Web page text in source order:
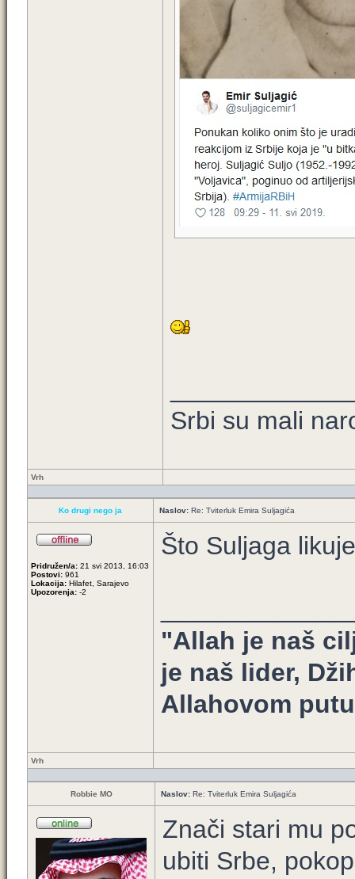
Srbi su mali
Vrh
Ko drugi nego ja Naslov: Re: Tviterluk Emira Suljagića
Pridružen/a: 21 svi 2013, 16:03
Postovi: 961
Lokacija: Hilafet, Sarajevo
Upozorenja: -2
Što Suljaga
"Allah je naš
je naš lider,
Allahovom
Vrh
Robbie MO Naslov: Re: Tviterluk Emira Suljagića
Znači stari mu
ubiti Srbe,